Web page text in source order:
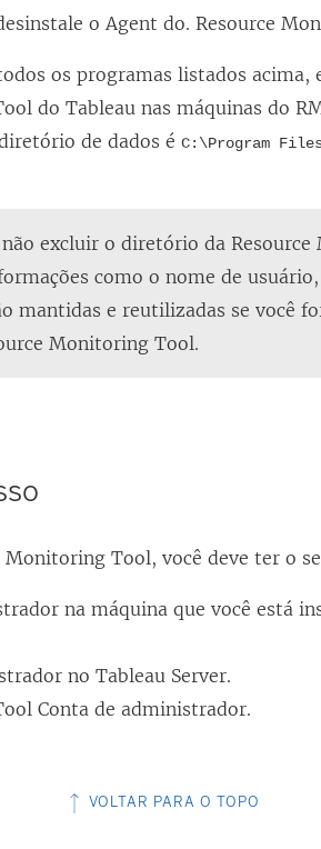
o Agent do.Resource
os programas listados acima,
do Tableau nas máquinas do
de dados éC:\Program
não excluir o diretório da
como o nome de
mantidas e reutilizadas se você
Monitoring Tool.
Monitoring Tool, você deve ter o
na máquina que você está
no Tableau Server.
Conta de administrador.
VOLTAR PARA O TOPO